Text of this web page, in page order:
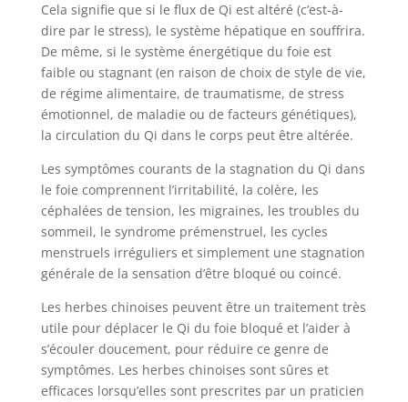
Cela signifie que si le flux de Qi est altéré (c’est-à-
dire par le stress), le système hépatique en souffrira.
De même, si le système énergétique du foie est
faible ou stagnant (en raison de choix de style de vie,
de régime alimentaire, de traumatisme, de stress
émotionnel, de maladie ou de facteurs génétiques),
la circulation du Qi dans le corps peut être altérée.
Les symptômes courants de la stagnation du Qi dans
le foie comprennent l’irritabilité, la colère, les
céphalées de tension, les migraines, les troubles du
sommeil, le syndrome prémenstruel, les cycles
menstruels irréguliers et simplement une stagnation
générale de la sensation d’être bloqué ou coincé.
Les herbes chinoises peuvent être un traitement très
utile pour déplacer le Qi du foie bloqué et l’aider à
s’écouler doucement, pour réduire ce genre de
symptômes. Les herbes chinoises sont sûres et
efficaces lorsqu’elles sont prescrites par un praticien